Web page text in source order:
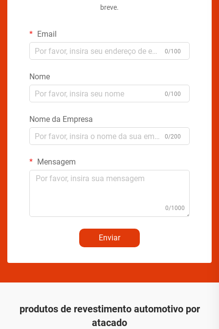
breve.
Email
0/100
Nome
0/100
Nome da Empresa
0/200
Mensagem
0/1000
Enviar
produtos de revestimento automotivo por
atacado